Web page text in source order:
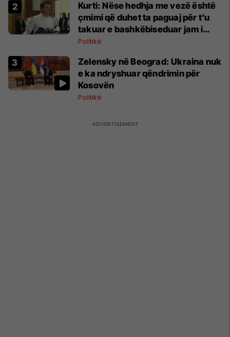
Kurti: Nëse hedhja me vezë është
çmimi që duhet ta paguaj për t’u
takuar e bashkëbiseduar jam i
lumtur ta bëj këtë
Politikë
Zelensky në Beograd: Ukraina nuk
e ka ndryshuar qëndrimin për
Kosovën
Politikë